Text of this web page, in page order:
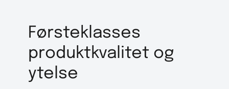
Førsteklasses
produktkvalitet og
ytelse